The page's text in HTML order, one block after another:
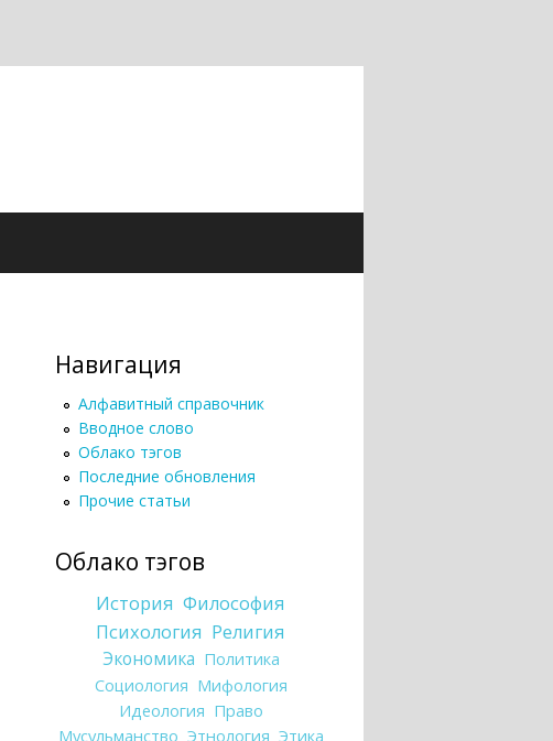
Навигация
Алфавитный справочник
Вводное слово
Облако тэгов
Последние обновления
Прочие статьи
Облако тэгов
История Философия
Психология Религия
Экономика Политика
Социология Мифология
Идеология Право
Мусульманство Этнология Этика